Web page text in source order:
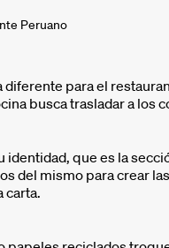
Peruano
diferente para el
busca trasladar a los
identidad, que es la
del mismo para crear
carta.